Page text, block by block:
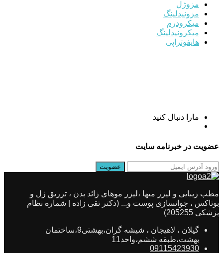
مزوژل
مزونیدلینگ
میکرودرم
میکرونیدلینگ
هایفوتراپی
مارا دنبال کنید
عضویت در خبرنامه سایت
مطب زیبایی و لیزر میها ،لیزر موهای زائد بدن ، تزریق ژل و
بوتاکس ، جوانسازی پوست و... (دکتر تقی زاده | شماره نظام
پزشکی 205255)
گیلان ، لاهیجان ، شیشه گران،بهشتی9،ساختمان
بهشت،طبقه ششم،واحد11
09115423930